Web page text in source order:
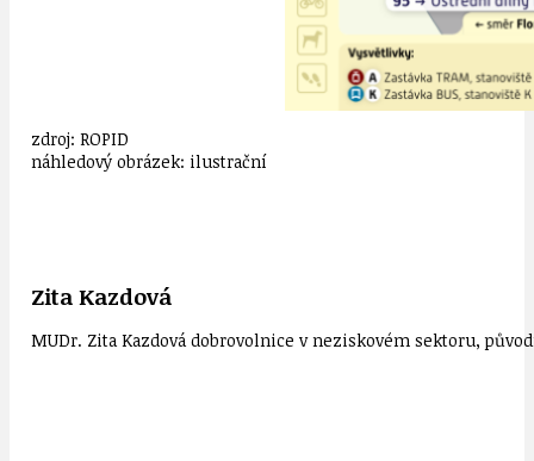
zdroj: ROPID
náhledový obrázek: ilustrační
Zita Kazdová
MUDr. Zita Kazdová dobrovolnice v neziskovém sektoru,